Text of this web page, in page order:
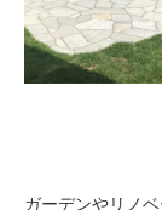
用部温泉リノ
2024年 静岡県熱
ガーデンやリノ